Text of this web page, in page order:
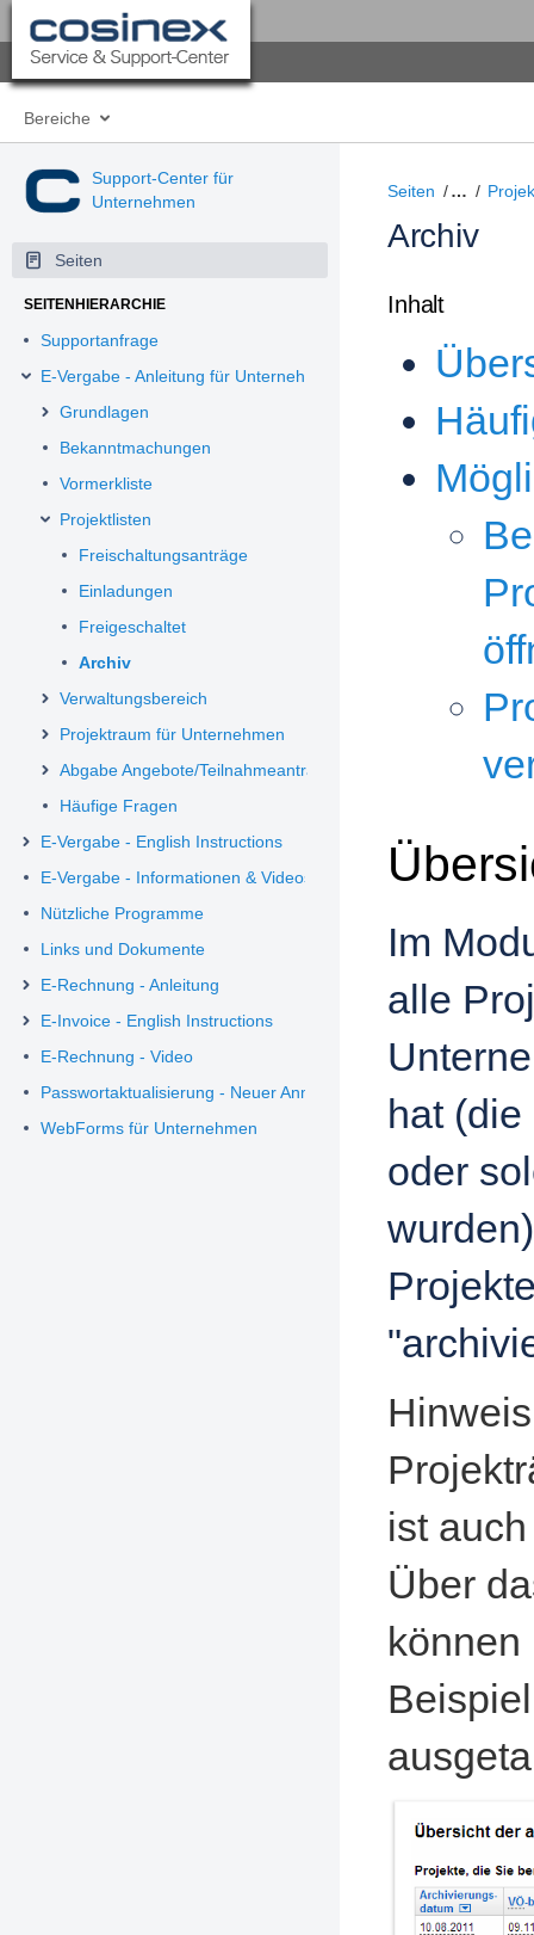
Bereiche
Support-Center für
Unternehmen
Seiten
SEITENHIERARCHIE
Supportanfrage
E-Vergabe - Anleitung für Unternehmen
Grundlagen
Bekanntmachungen
Vormerkliste
Projektlisten
Freischaltungsanträge
Einladungen
Freigeschaltet
Archiv
Verwaltungsbereich
Projektraum für Unternehmen
Abgabe Angebote/Teilnahmeanträge
Häufige Fragen
E-Vergabe - English Instructions
E-Vergabe - Informationen & Videos
Nützliche Programme
Links und Dokumente
E-Rechnung - Anleitung
E-Invoice - English Instructions
E-Rechnung - Video
Passwortaktualisierung - Neuer Anmeldeprozess
WebForms für Unternehmen
Seiten …
Archiv
Inhalt
Im
alle
hat
oder
ist
Über
können